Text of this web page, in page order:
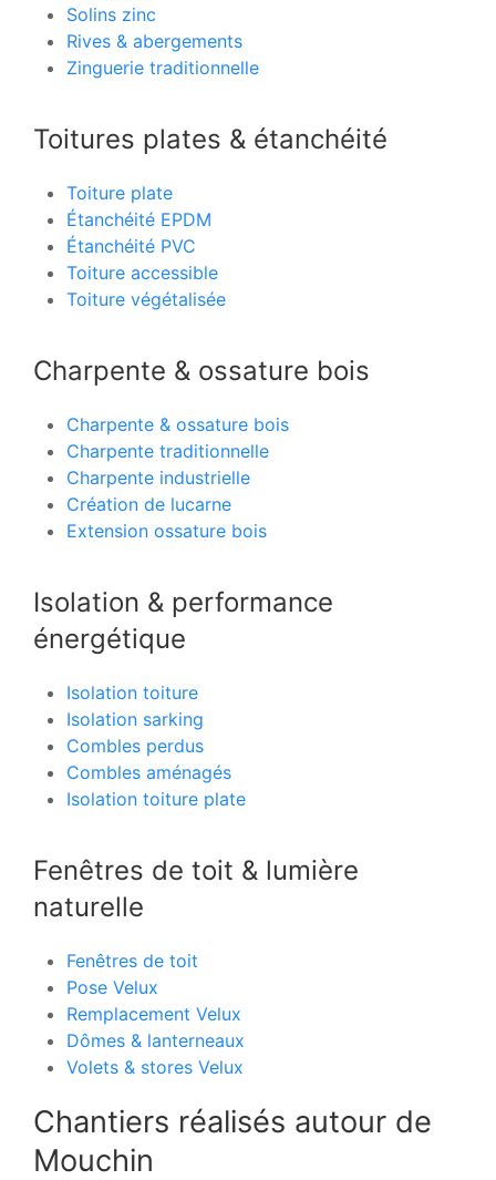
Solins zinc
Rives & abergements
Zinguerie traditionnelle
Toitures plates & étanchéité
Toiture plate
Étanchéité EPDM
Étanchéité PVC
Toiture accessible
Toiture végétalisée
Charpente & ossature bois
Charpente & ossature bois
Charpente traditionnelle
Charpente industrielle
Création de lucarne
Extension ossature bois
Isolation & performance
énergétique
Isolation toiture
Isolation sarking
Combles perdus
Combles aménagés
Isolation toiture plate
Fenêtres de toit & lumière
naturelle
Fenêtres de toit
Pose Velux
Remplacement Velux
Dômes & lanterneaux
Volets & stores Velux
Chantiers réalisés autour de
Mouchin